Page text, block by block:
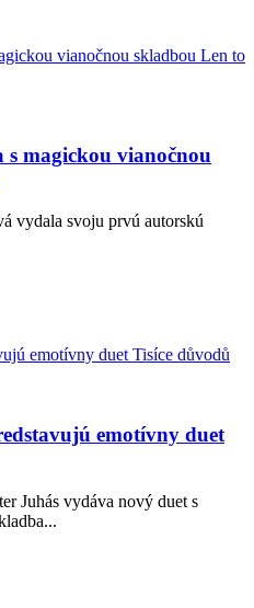
s magickou vianočnou
vydala svoju prvú autorskú
emotívny duet
Juhás vydáva nový duet s